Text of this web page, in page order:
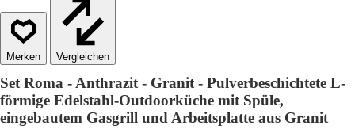
Vergleichen
Set Roma - Anthrazit - Granit - Pulverbeschichtete L-
förmige Edelstahl-Outdoorküche mit Spüle,
eingebautem Gasgrill und Arbeitsplatte aus Granit